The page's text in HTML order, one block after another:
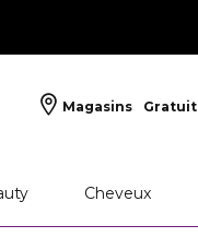
Magasins Gratuit
Cheveux